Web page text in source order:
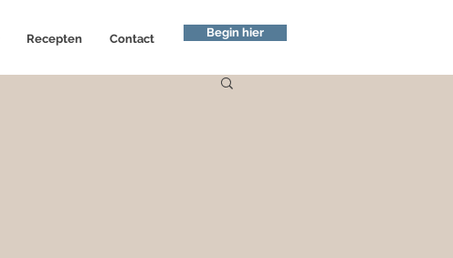
Recepten Contact Begin hier